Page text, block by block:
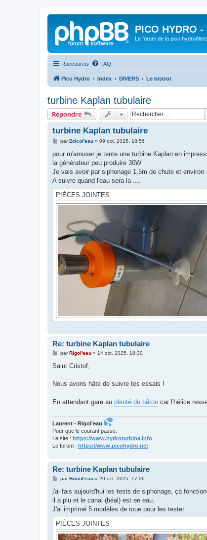
PICO HYDRO
Le forum de la pico
Raccourcis FAQ
Pico Hydro Index DIVERS Le bistrot
turbine Kaplan tubulaire
Répondre
turbine Kaplan tubulaire
M
s
a
g
parBricol'eau» 09 oct. 2025, 18:56
pour m'amuser je tente une turbine Kaplan en
la générateur peu produire 30W
Je vais avoir par siphonage 1,5m de chute et environ
A suivre quand l'eau sera la ....
PIÈCES JOINTES
Re: turbine Kaplan tubulaire
M
s
g
parRigol'eau» 14 oct. 2025, 18:30
Salut Cristof,
Nous avons hâte de suivre tes essais !
En attendant gare au planté du bâton car l'hélice
Laurent - Rigol'eau
Pour que le courant passe.
Le site : https://www.hydroturbine.info
Le forum : https://www.picohydro.net
Re: turbine Kaplan tubulaire
M
s
a
g
parBricol'eau» 20 oct. 2025, 17:26
j'ai fais aujourd'hui les tests de siphonage, ça
il a plu et le canal (béal) est en eau.
J'ai imprimé 5 modèles de roue pour les tester
PIÈCES JOINTES